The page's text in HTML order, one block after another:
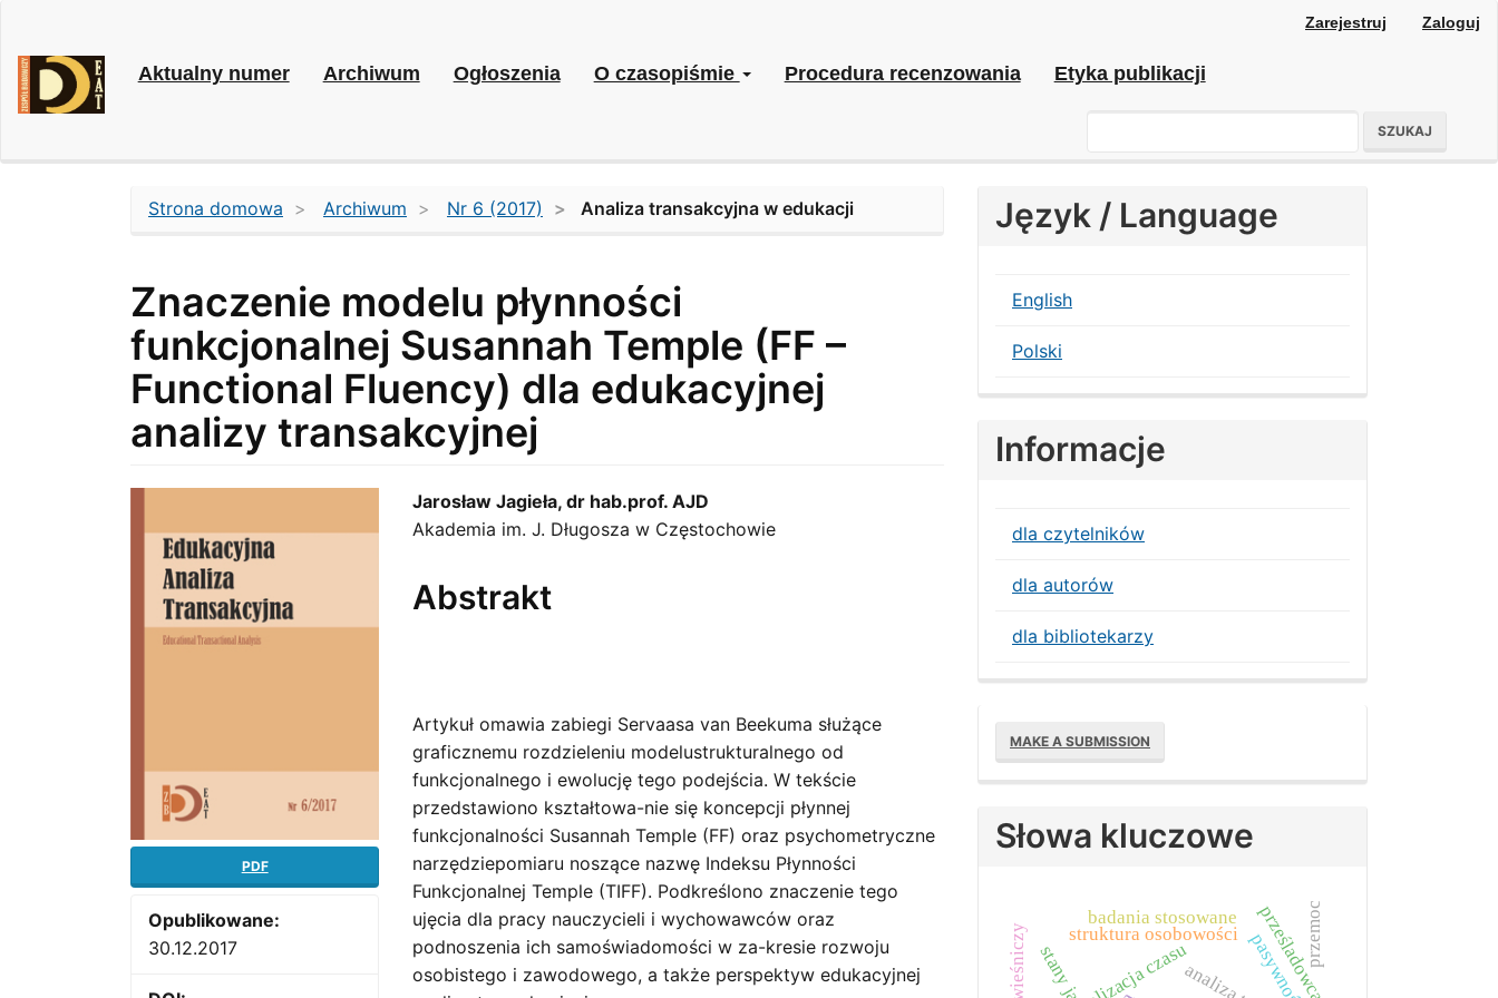
Main
Content
Sidebar
Zarejestruj Zaloguj
Aktualny numer Archiwum Ogłoszenia O czasopiśmie Procedura recenzowania Etyka publikacji
SZUKAJ
Strona domowa Archiwum Nr 6 (2017) Analiza transakcyjna w edukacji
Znaczenie modelu płynności
funkcjonalnej Susannah Temple (FF –
Functional Fluency) dla edukacyjnej
analizy transakcyjnej
Sidebar
PDF
Opublikowane:
30.12.2017
Main
Article
Content
Jarosław Jagieła, dr hab.prof. AJD
Akademia im. J. Długosza w Częstochowie
Abstrakt
Artykuł omawia zabiegi Servaasa van Beekuma służące
graficznemu rozdzieleniu modelustrukturalnego od
funkcjonalnego i ewolucję tego podejścia. W tekście
przedstawiono kształtowa-nie się koncepcji płynnej
funkcjonalności Susannah Temple (FF) oraz psychometryczne
narzędziepomiaru noszące nazwę Indeksu Płynności
Funkcjonalnej Temple (TIFF). Podkreślono znaczenie tego
ujęcia dla pracy nauczycieli i wychowawców oraz
podnoszenia ich samoświadomości w za-kresie rozwoju
osobistego i zawodowego, a także perspektyw edukacyjnej
Język / Language
English
Polski
Informacje
dla czytelników
dla autorów
dla bibliotekarzy
Make
a
Submission
MAKE A SUBMISSION
Słowa kluczowe
struktura osobowości pasywność
badania stosowane prześladowca
przemoc
stany ja